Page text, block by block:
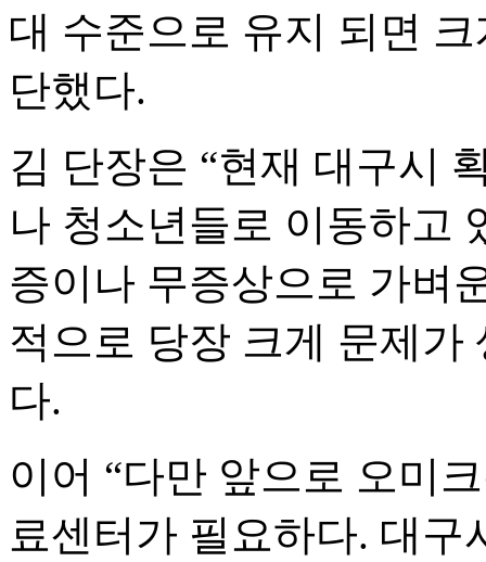
대 수준으로 유지 되면
단했다.
김 단장은 “현재 대구시
나 청소년들로 이동하고
증이나 무증상으로 가벼
적으로 당장 크게 문제가
다.
이어 “다만 앞으로 오미
료센터가 필요하다. 대